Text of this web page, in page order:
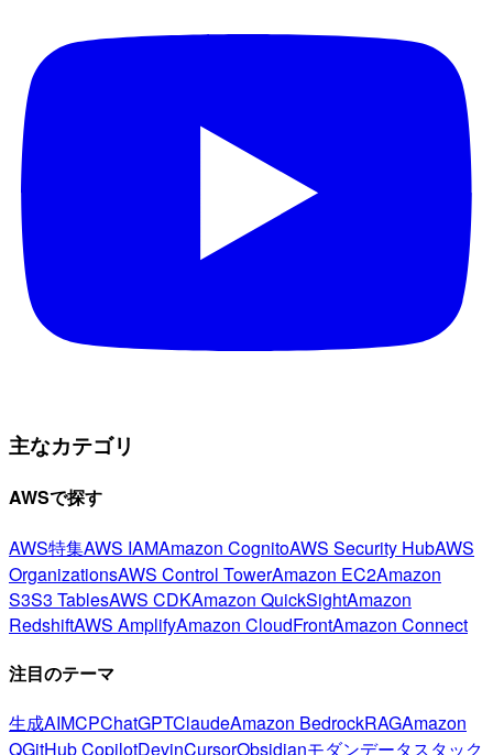
主なカテゴリ
AWSで探す
AWS特集AWS IAMAmazon CognitoAWS Security HubAWS
OrganizationsAWS Control TowerAmazon EC2Amazon
S3S3 TablesAWS CDKAmazon QuickSightAmazon
RedshiftAWS AmplifyAmazon CloudFrontAmazon Connect
注目のテーマ
生成AIMCPChatGPTClaudeAmazon BedrockRAGAmazon
QGitHub CopilotDevinCursorObsidianモダンデータスタック